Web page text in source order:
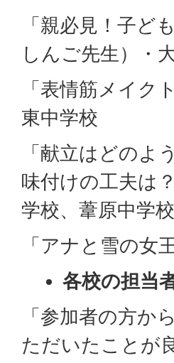
「親必見！子ど
しんご先生）・
「表情筋メイク
東中学校
「献立はどのよ
味付けの工夫は
学校、葦原中学校
「アナと雪の女
各校の担当
「参加者の方か
ただいたことが